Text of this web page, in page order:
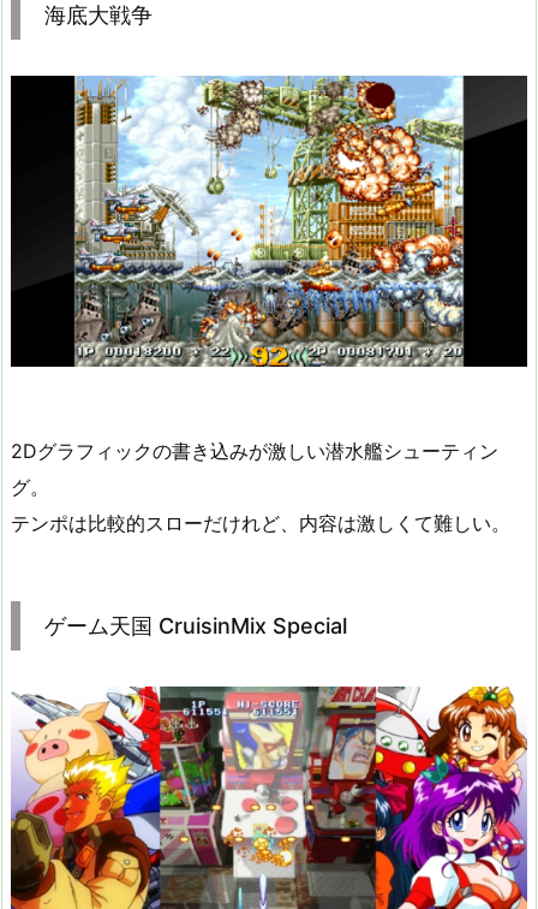
海底大戦争
2Dグラフィックの書き込みが激しい潜水艦シューティン
グ。
テンポは比較的スローだけれど、内容は激しくて難しい。
ゲーム天国 CruisinMix Special